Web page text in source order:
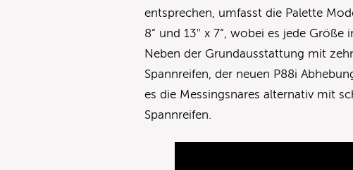
entsprechen, umfasst die Palette
8“ und 13″ x 7“, wobei es jede
Neben der Grundausstattung mit
Spannreifen, der neuen P88i
es die Messingsnares alternativ mit
Spannreifen.